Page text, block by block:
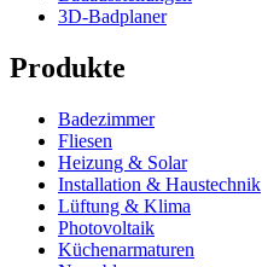
3D-Badplaner
Produkte
Badezimmer
Fliesen
Heizung & Solar
Installation & Haustechnik
Lüftung & Klima
Photovoltaik
Küchenarmaturen